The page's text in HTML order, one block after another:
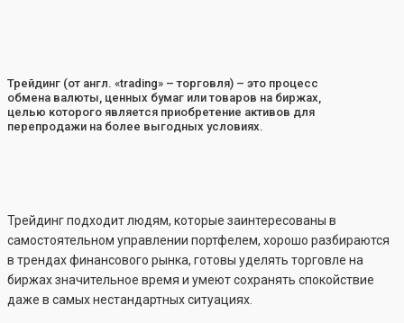
Трейдинг (от англ. «trading» – торговля) – это процесс
обмена валюты, ценных бумаг или товаров на биржах,
целью которого является приобретение активов для
перепродажи на более выгодных условиях.
Трейдинг подходит людям, которые заинтересованы в
самостоятельном управлении портфелем, хорошо разбираются
в трендах финансового рынка, готовы уделять торговле на
биржах значительное время и умеют сохранять спокойствие
даже в самых нестандартных ситуациях.